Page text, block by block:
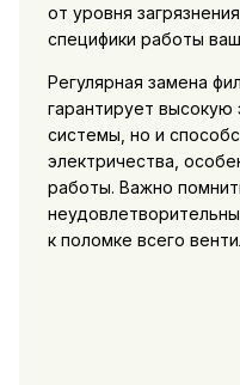
от уровня
специфики работы
Регулярная замена
гарантирует высокую
системы, но и
электричества,
работы. Важно
к поломке всего